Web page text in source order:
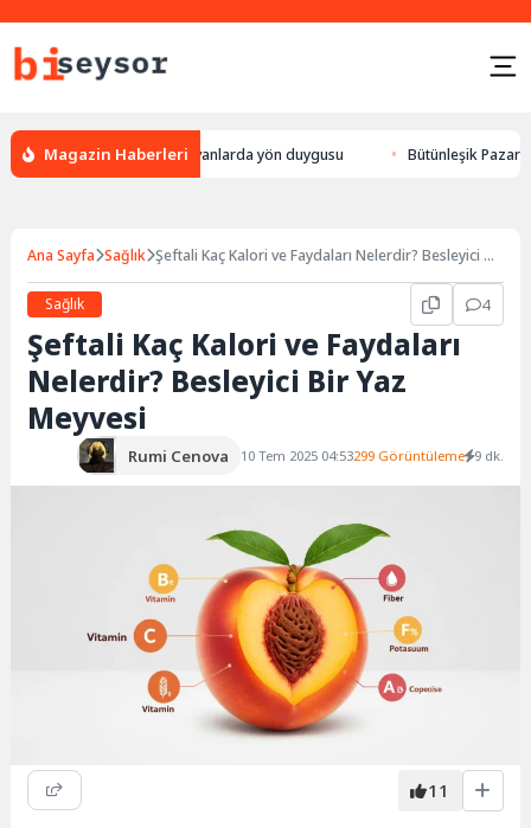
Magazin Haberleri
yön bulması, hayvanlarda yön duygusu Bütünleşik Pazarlama:
Ana Sayfa Sağlık Şeftali Kaç Kalori ve Faydaları Nelerdir? Besleyici Bir
Sağlık
4
Şeftali Kaç Kalori ve Faydaları
Nelerdir? Besleyici Bir Yaz
Meyvesi
Rumi Cenova 10 Tem 2025 04:53299 Görüntüleme 9 dk.
11